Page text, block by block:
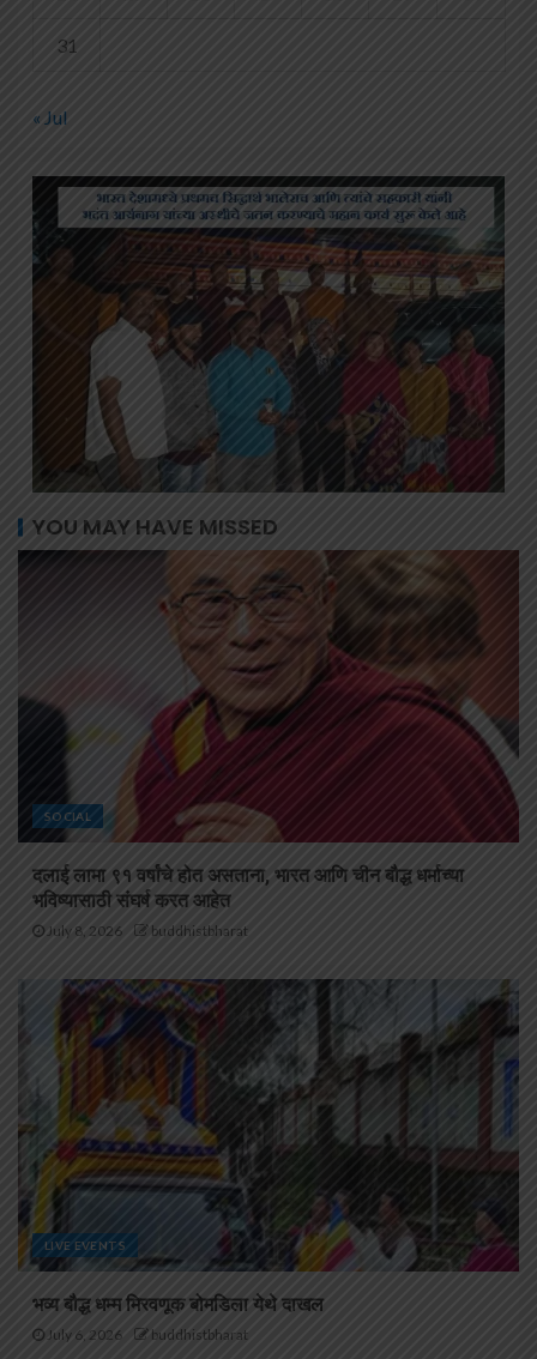
31
« Jul
YOU MAY HAVE MISSED
SOCIAL
दलाई लामा ९१ वर्षांचे होत असताना, भारत आणि चीन बौद्ध धर्माच्या
भविष्यासाठी संघर्ष करत आहेत
July 8, 2026 buddhistbharat
LIVE EVENTS
भव्य बौद्ध धम्म मिरवणूक बोमडिला येथे दाखल
July 6, 2026 buddhistbharat